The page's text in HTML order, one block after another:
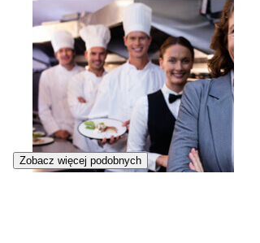
Zobacz więcej podobnych